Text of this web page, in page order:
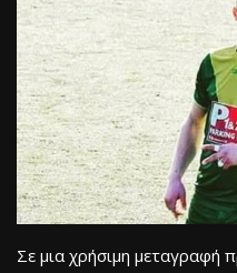
Σε μια χρήσιμη μεταγραφή